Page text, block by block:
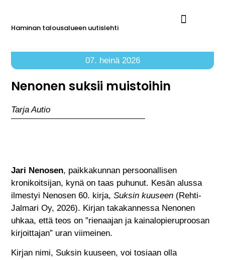
Haminan talousalueen uutislehti
07. heinä 2026
Nenonen suksii muistoihin
Tarja Autio
Jari Nenosen, paikkakunnan persoonallisen
kronikoitsijan, kynä on taas puhunut. Kesän alussa
ilmestyi Nenosen 60. kirja,Suksin kuuseen (Rehti-
Jalmari Oy, 2026). Kirjan takakannessa Nenonen
uhkaa, että teos on ”rienaajan ja kainalopieruproosan
kirjoittajan” uran viimeinen.
Kirjan nimi, Suksin kuuseen, voi tosiaan olla